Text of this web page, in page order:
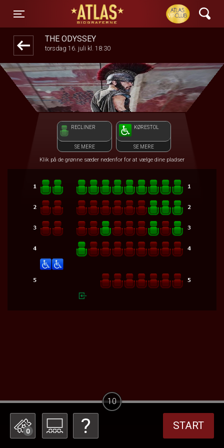
Toggle navigation
ATLAS Biograferne
THE ODYSSEY
torsdag 16. juli kl. 18:30
RECLINER
SE MERE
KØRESTOL
SE MERE
Klik på de grønne sæder nedenfor for at vælge dine pladser
0 START
10
front05-temp 050355